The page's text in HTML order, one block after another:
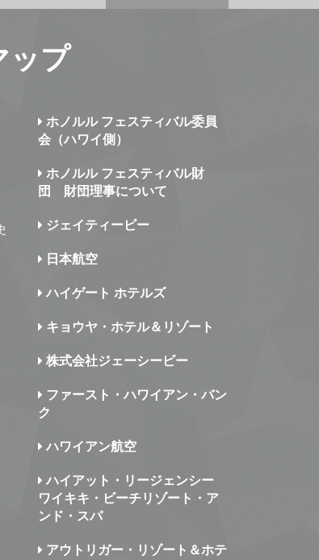
ップ
ホノルル フェスティバル委員
会（ハワイ側）
ホノルル フェスティバル財
団 財団理事について
ジェイティービー
日本航空
ハイゲート ホテルズ
キョウヤ・ホテル＆リゾート
株式会社ジェーシービー
ファースト・ハワイアン・バン
ク
ハワイアン航空
ハイアット・リージェンシー
ワイキキ・ビーチリゾート・ア
ンド・スパ
アウトリガー・リゾート＆ホテ